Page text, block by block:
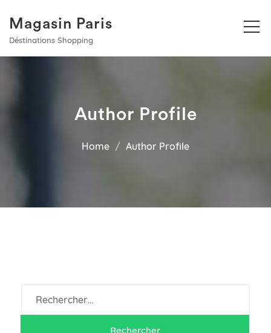
Magasin Paris
Déstinations Shopping
Author Profile
Home Author Profile